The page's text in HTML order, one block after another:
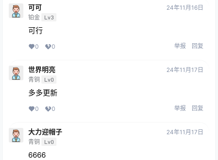
可可
铂金 Lv3
24年11月16日
可行
0 0 举报 回复
世界明亮
青铜 Lv0
24年11月17日
多多更新
0 0 举报 回复
大力迎帽子
青铜 Lv0
24年11月17日
6666